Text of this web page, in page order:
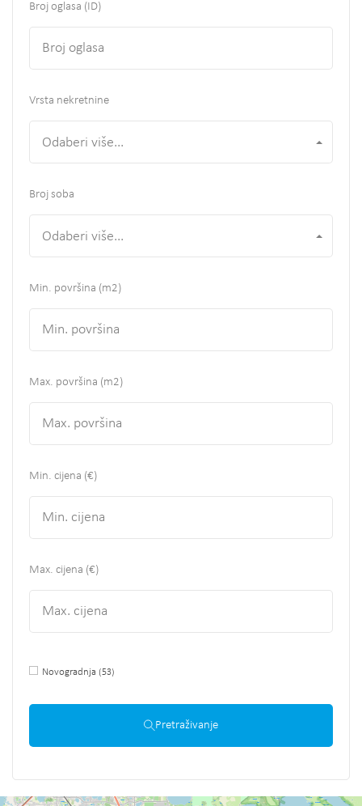
Broj oglasa (ID)
Vrsta nekretnine
Odaberi više...
Broj soba
Odaberi više...
Min. površina (m2)
Max. površina (m2)
Min. cijena (€)
Max. cijena (€)
Novogradnja (53)
Pretraživanje